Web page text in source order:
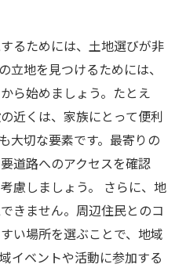
るためには、土地選びが非
立地を見つけるためには、
ら始めましょう。たとえ
近くは、家族にとって便利
大切な要素です。最寄りの
道路へのアクセスを確認
慮しましょう。 さらに、地
きません。周辺住民とのコ
い場所を選ぶことで、地域
イベントや活動に参加する